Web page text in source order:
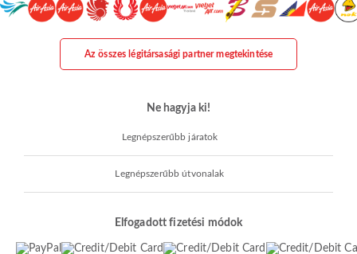
Az összes légitársasági partner megtekintése
Ne hagyja ki!
Legnépszerűbb járatok
Legnépszerűbb útvonalak
Elfogadott fizetési módok